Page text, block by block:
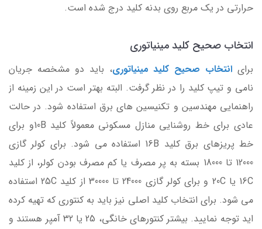
حرارتی در یک مربع روی بدنه کلید درج شده است.
انتخاب صحیح کلید مینیاتوری
برای انتخاب صحیح کلید مینیاتوری، باید دو مشخصه جریان
نامی و تیپ کلید را در نظر گرفت. البته بهتر است در این زمینه از
راهنمایی مهندسین و تکنیسین های برق استفاده شود. در حالت
عادی برای خط روشنایی منازل مسکونی معمولاً کلید 10Bو برای
خط پریزهای برق کلید 16B استفاده می شود. برای کولر گازی
12000 تا 18000 بسته به پر مصرف یا کم مصرف بودن کولر، از کلید
16C یا 20C و برای کولر گازی 24000 تا 30000 از کلید 25C استفاده
می شود. برای انتخاب کلید اصلی نیز باید به کنتوری که تهیه کرده
اید توجه نمایید. بیشتر کنتورهای خانگی، 25 یا 32 آمپر هستند و